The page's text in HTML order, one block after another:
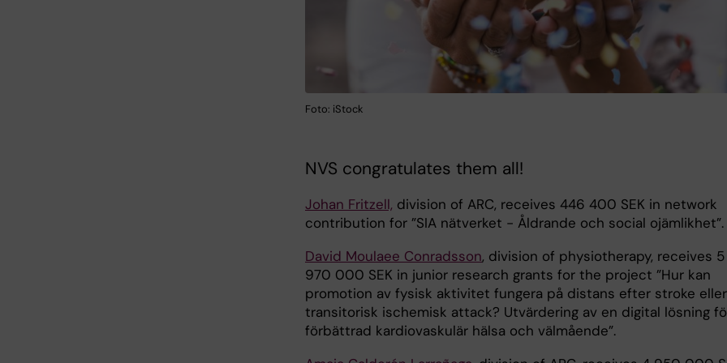
Foto: iStock
NVS congratulates them all!
Johan Fritzell, division of ARC, receives 446 400 SEK in network
contribution for ”SIA nätverket - Åldrande och social ojämlikhet”.
David Moulaee Conradsson, division of physiotherapy, receives 5
970 000 SEK in junior research grants for the project ”Hur kan
promotion av fysisk aktivitet fungera på distans efter stroke eller
transitorisk ischemisk attack? Utvärdering av en digital lösning
förbättrad kardiovaskulär hälsa och välmående”.